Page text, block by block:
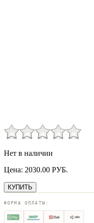
Нет в наличии
Цена: 2030.00 РУБ.
КУПИТЬ
ФОРМА ОПЛАТЫ: